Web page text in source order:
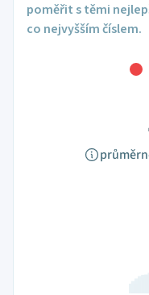
poměřit s těmi
co nejvyšším číslem.